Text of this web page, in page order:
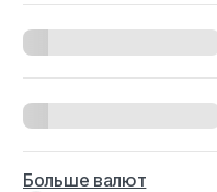
Больше валют